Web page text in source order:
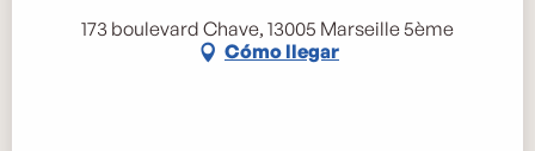
173 boulevard Chave, 13005 Marseille 5ème
Cómo llegar